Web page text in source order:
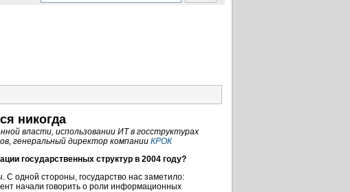
никогда
власти, использовании ИТ в госструктурах
генеральный директор компании КРОК
государственных структур в 2004 году?
С одной стороны, государство нас заметило:
начали говорить о роли информационных